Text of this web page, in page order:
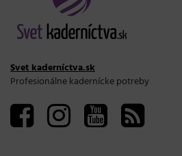
Svet kaderníctva.sk
Profesionálne kadernícke potreby